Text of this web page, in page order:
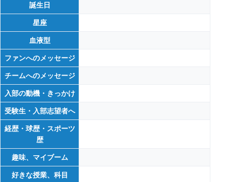
誕生日
星座
血液型
ファンへのメッセージ
チームへのメッセージ
入部の動機・きっかけ
受験生・入部志望者へ
経歴・球歴・スポーツ
歴
趣味、マイブーム
好きな授業、科目